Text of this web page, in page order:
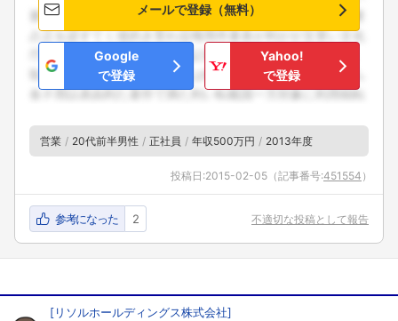
メールで登録（無料）
Google
で登録
Yahoo!
で登録
営業 20代前半男性 正社員 年収500万円 2013年度
投稿日:2015-02-05 （記事番号:451554 ）
参考になった 2 不適切な投稿として報告
[リソルホールディングス株式会社]